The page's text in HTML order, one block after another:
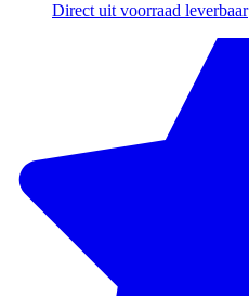
Direct uit voorraad leverbaar